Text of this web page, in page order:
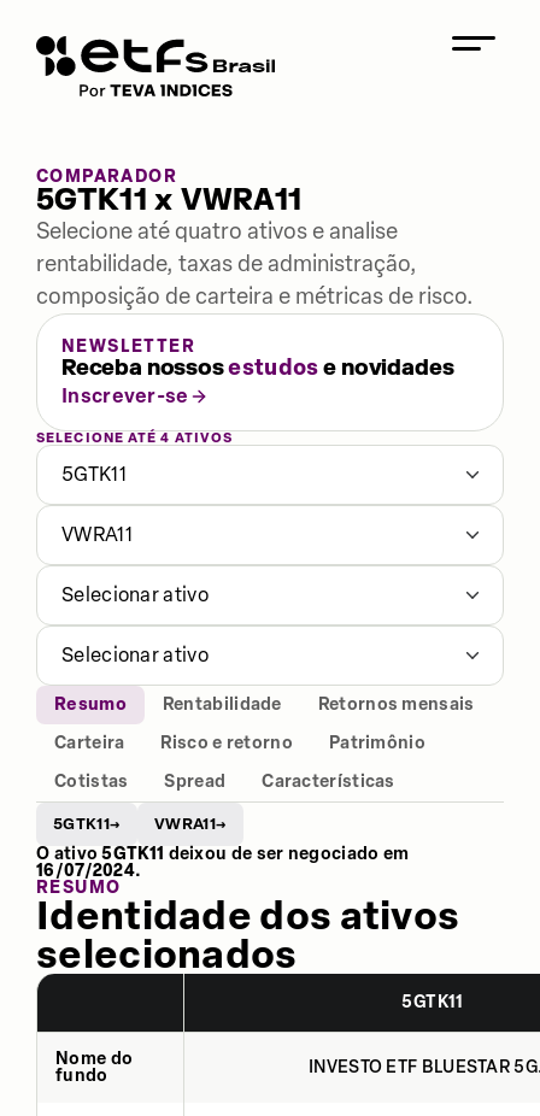
COMPARADOR
5GTK11 x VWRA11
Selecione até quatro ativos e analise
rentabilidade, taxas de administração,
composição de carteira e métricas de risco.
NEWSLETTER
Receba nossosestudose novidades
Inscrever-se
SELECIONE ATÉ 4 ATIVOS
5GTK11
VWRA11
Selecionar ativo
Selecionar ativo
Resumo Rentabilidade
Retornos mensais
Carteira
Risco e retorno
Patrimônio
Cotistas
Spread Características
5GTK11→ VWRA11→
O ativo5GTK11 deixou de ser negociado em
16/07/2024.
RESUMO
Identidade dos ativos
selecionados
5GTK11
Nome do
fundo
INVESTO ETF BLUESTAR